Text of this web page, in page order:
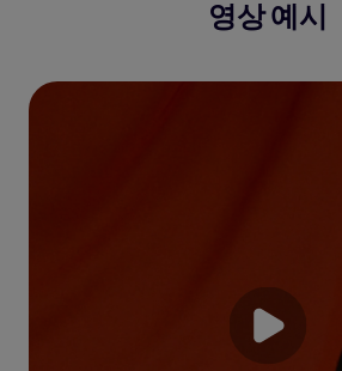
영상 예시